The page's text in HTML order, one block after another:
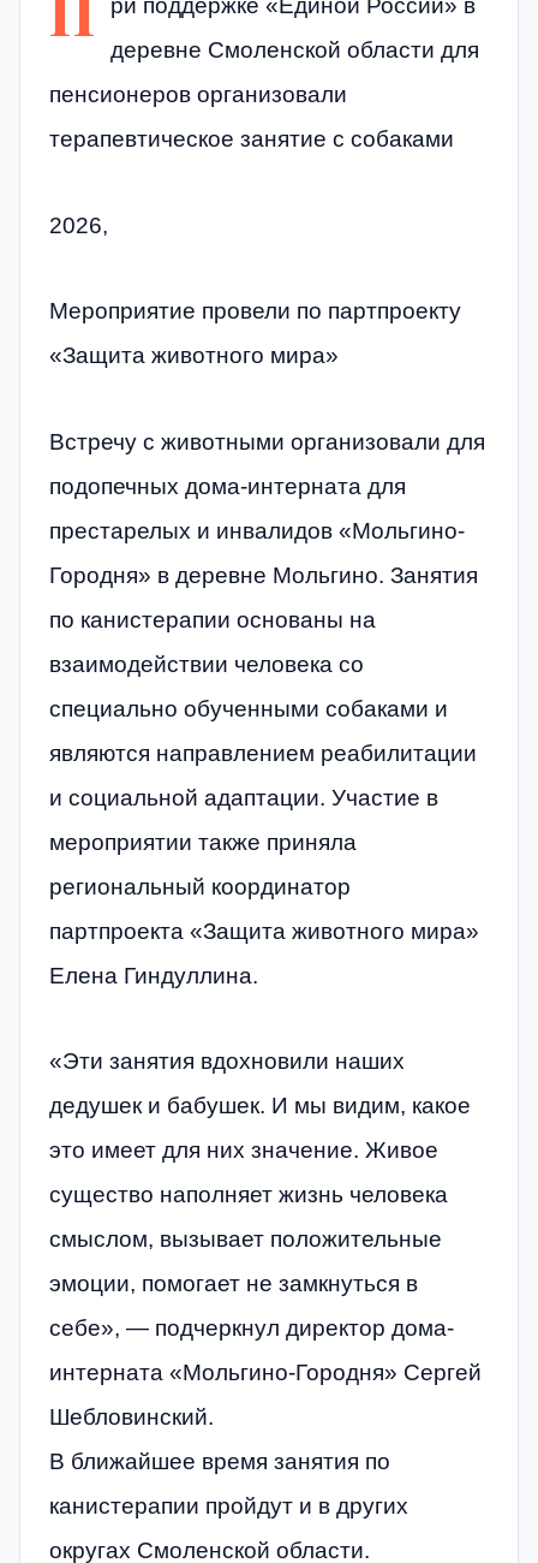
ри поддержке «Единой России» в
деревне Смоленской области для
пенсионеров организовали
терапевтическое занятие с собаками
2026,
Мероприятие провели по партпроекту
«Защита животного мира»
Встречу с животными организовали для
подопечных дома-интерната для
престарелых и инвалидов «Мольгино-
Городня» в деревне Мольгино. Занятия
по канистерапии основаны на
взаимодействии человека со
специально обученными собаками и
являются направлением реабилитации
и социальной адаптации. Участие в
мероприятии также приняла
региональный координатор
партпроекта «Защита животного мира»
Елена Гиндуллина.
«Эти занятия вдохновили наших
дедушек и бабушек. И мы видим, какое
это имеет для них значение. Живое
существо наполняет жизнь человека
смыслом, вызывает положительные
эмоции, помогает не замкнуться в
себе», — подчеркнул директор дома-
интерната «Мольгино-Городня» Сергей
Шебловинский.
В ближайшее время занятия по
канистерапии пройдут и в других
округах Смоленской области.